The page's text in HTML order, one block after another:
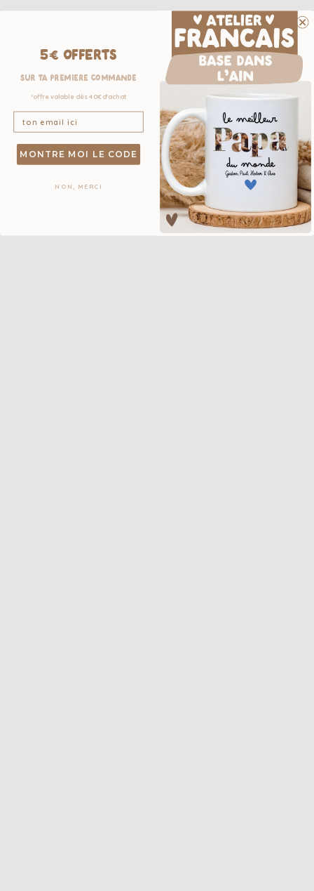
5€ OFFERTS
sur ta première commande
*offre valable dès 40€ d'achat
MONTRE MOI LE CODE
NON, MERCI